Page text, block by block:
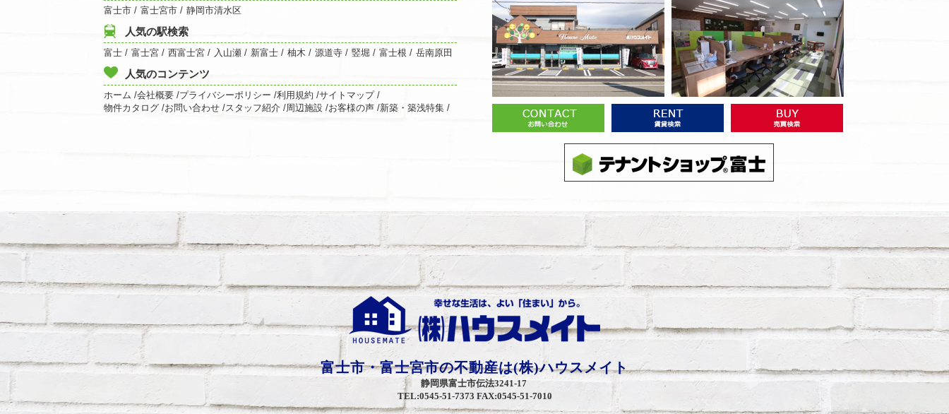
富士市 / 富士宮市 / 静岡市清水区
人気の駅検索
富士 / 富士宮 / 西富士宮 / 入山瀬 / 新富士 / 柚木 / 源道寺 / 竪堀 / 富士根 / 岳南原田
人気のコンテンツ
ホーム /会社概要 /プライバシーポリシー /利用規約 /サイトマップ /
物件カタログ /お問い合わせ /スタッフ紹介 /周辺施設 /お客様の声 /新築・築浅特集 /
富士市・富士宮市の不動産は(株)ハウスメイト
静岡県富士市伝法3241-17
TEL:0545-51-7373 FAX:0545-51-7010